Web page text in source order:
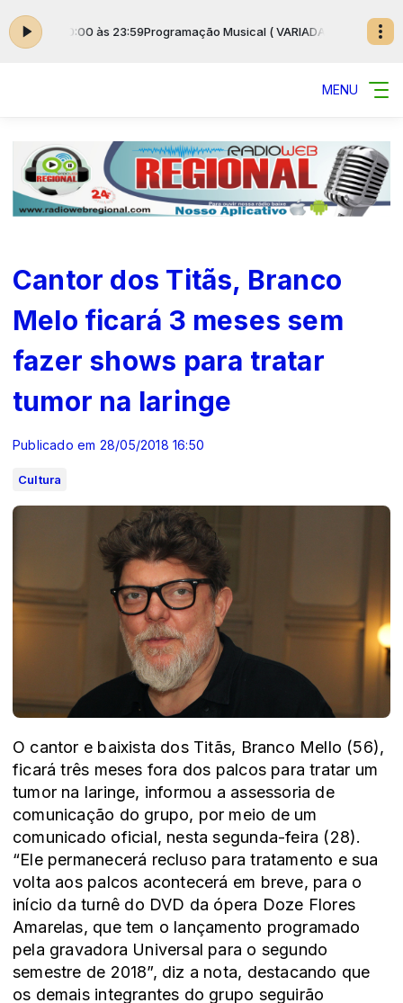
) das 00:00 às 23:59Programação Musical ( VARIADAS ) das 00:00 às
MENU
Cantor dos Titãs, Branco
Melo ficará 3 meses sem
fazer shows para tratar
tumor na laringe
Publicado em 28/05/2018 16:50
Cultura
O cantor e baixista dos Titãs, Branco Mello (56),
ficará três meses fora dos palcos para tratar um
tumor na laringe, informou a assessoria de
comunicação do grupo, por meio de um
comunicado oficial, nesta segunda-feira (28).
“Ele permanecerá recluso para tratamento e sua
volta aos palcos acontecerá em breve, para o
início da turnê do DVD da ópera Doze Flores
Amarelas, que tem o lançamento programado
pela gravadora Universal para o segundo
semestre de 2018”, diz a nota, destacando que
os demais integrantes do grupo seguirão